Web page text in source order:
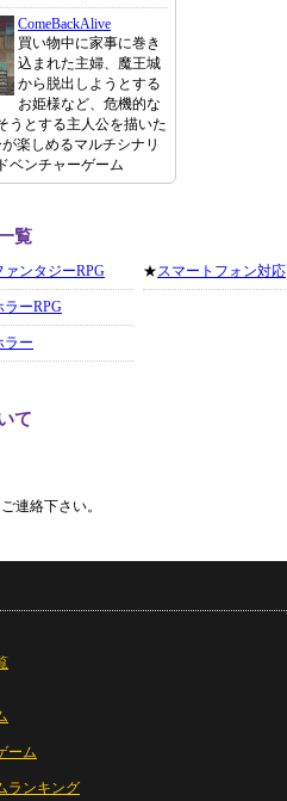
ComeBackAlive
買い物中に家事に巻き
込まれた主婦、魔王城
から脱出しようとする
お姫様など、危機的な
うとする主人公を描いた
楽しめるマルチシナリ
ベンチャーゲーム
覧
ァンタジーRPG
ラーRPG
ラー
★スマートフォン対応
て
連絡下さい。
ーム
ランキング